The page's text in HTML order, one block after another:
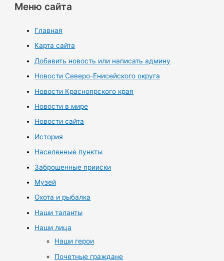
Меню сайта
Главная
Карта сайта
Добавить новость или написать админу
Новости Северо-Енисейского округа
Новости Красноярского края
Новости в мире
Новости сайта
История
Населенные пункты
Заброшенные прииски
Музей
Охота и рыбалка
Наши таланты
Наши лица
Наши герои
Почетные граждане